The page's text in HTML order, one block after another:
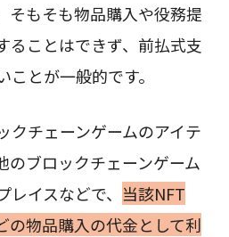
そもそも物品購入や役務提
ることはできず、前払式支
とが一般的です。
クチェーンゲームのアイテ
のブロックチェーンゲーム
イスなどで、 当該NFT
の物品購入の代金として利